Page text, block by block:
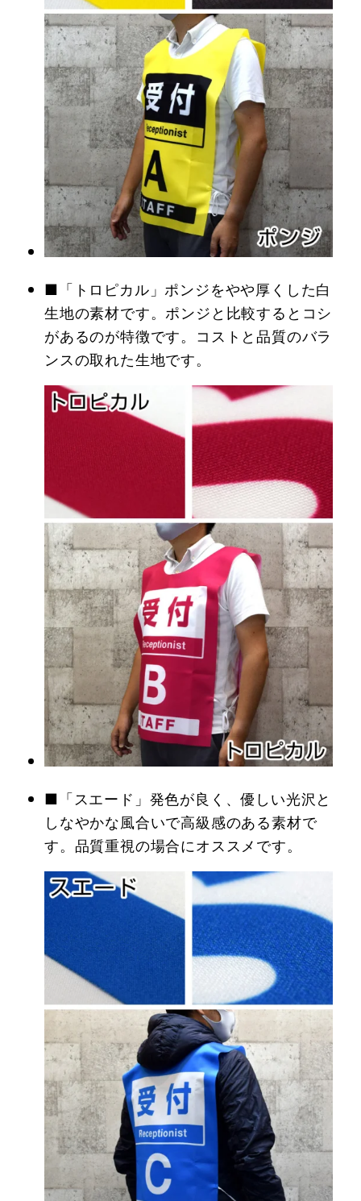
■「トロピカル」ポンジをやや厚くした白
生地の素材です。ポンジと比較するとコシ
があるのが特徴です。コストと品質のバラ
ンスの取れた生地です。
■「スエード」発色が良く、優しい光沢と
しなやかな風合いで高級感のある素材で
す。品質重視の場合にオススメです。